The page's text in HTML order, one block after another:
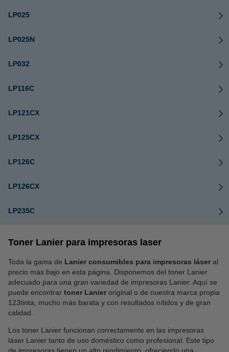
LP025
LP025N
LP032
LP116C
LP121CX
LP125CX
LP126C
LP126CX
LP235C
Toner Lanier para impresoras laser
Toda la gama de Lanier consumibles para impresoras láser al
precio más bajo en esta página. Disponemos del toner Lanier
adecuado para una gran variedad de impresoras Lanier. Aquí se
puede encontrar toner Lanier original o de nuestra marca propia
123tinta, mucho más barata y con resultados nítidos y de gran
calidad.
Los toner Lanier funcionan correctamente en las impresoras
láser Lanier tanto de uso doméstico como profesional. Este tipo